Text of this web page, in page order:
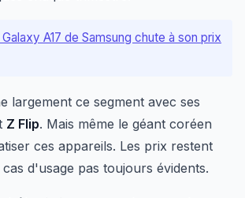
A17 de Samsung chute à son prix
largement ce segment avec ses
Z Flip. Mais même le géant coréen
ces appareils. Les prix restent
d'usage pas toujours évidents.